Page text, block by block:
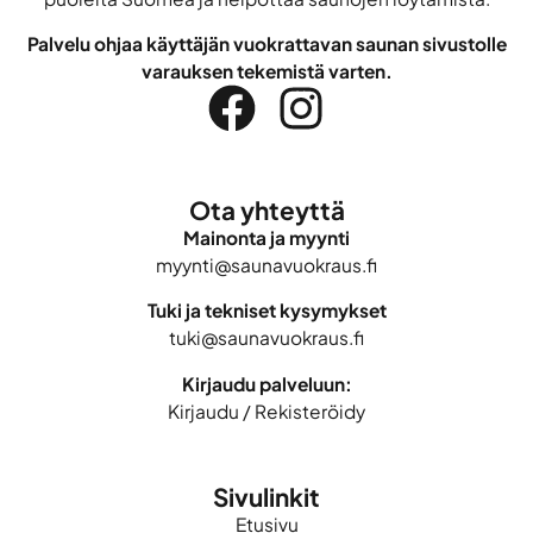
Palvelu ohjaa käyttäjän vuokrattavan saunan sivustolle
varauksen tekemistä varten.
Ota yhteyttä
Mainonta ja myynti
myynti@saunavuokraus.fi
Tuki ja tekniset kysymykset
tuki@saunavuokraus.fi
Kirjaudu palveluun:
Kirjaudu / Rekisteröidy
Sivulinkit
Etusivu